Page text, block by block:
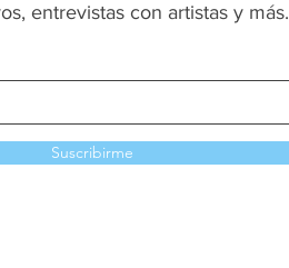
entrevistas con artistas y más.
Suscribirme